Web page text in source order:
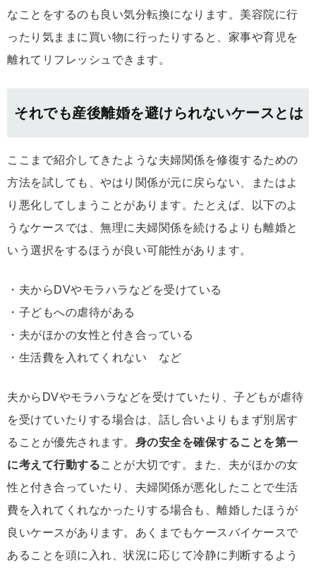
なことをするのも良い気分転換になります。美容院に行
ったり気ままに買い物に行ったりすると、家事や育児を
離れてリフレッシュできます。
それでも産後離婚を避けられないケースとは
ここまで紹介してきたような夫婦関係を修復するための
方法を試しても、やはり関係が元に戻らない、またはよ
り悪化してしまうことがあります。たとえば、以下のよ
うなケースでは、無理に夫婦関係を続けるよりも離婚と
いう選択をするほうが良い可能性があります。
・夫からDVやモラハラなどを受けている
・子どもへの虐待がある
・夫がほかの女性と付き合っている
・生活費を入れてくれない など
夫からDVやモラハラなどを受けていたり、子どもが虐待
を受けていたりする場合は、話し合いよりもまず別居す
ることが優先されます。 身の安全を確保することを第一
に考えて行動することが大切です。また、夫がほかの女
性と付き合っていたり、夫婦関係が悪化したことで生活
費を入れてくれなかったりする場合も、離婚したほうが
良いケースがあります。あくまでもケースバイケースで
あることを頭に入れ、状況に応じて冷静に判断するよう